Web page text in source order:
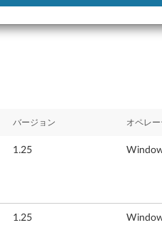
バージョン オペレー
1.25
1.25